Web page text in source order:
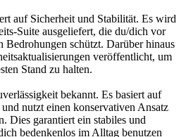
auf Sicherheit und Stabilität. Es wird
Suite ausgeliefert, die du/dich vor
Bedrohungen schützt. Darüber hinaus
veröffentlicht, um
Stand zu halten.
bekannt. Es basiert auf
nutzt einen konservativen Ansatz
Dies garantiert ein stabiles und
bedenkenlos im Alltag benutzen